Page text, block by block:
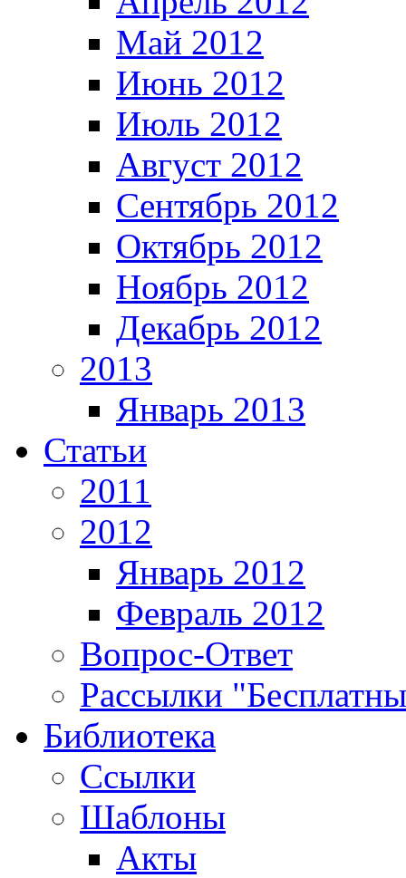
Май 2012
Июнь 2012
Июль 2012
Август 2012
Сентябрь 2012
Октябрь 2012
Ноябрь 2012
Декабрь 2012
2013
Январь 2013
Статьи
2011
2012
Январь 2012
Февраль 2012
Вопрос-Ответ
Рассылки
Библиотека
Ссылки
Шаблоны
Акты